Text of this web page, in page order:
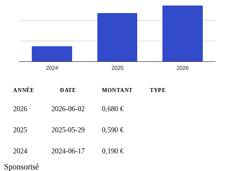
2024 2025 2026
ANNÉE DATE MONTANT TYPE
2026 2026-06-02 0,680 €
2025 2025-05-29 0,590 €
2024 2024-06-17 0,190 €
Sponsorisé